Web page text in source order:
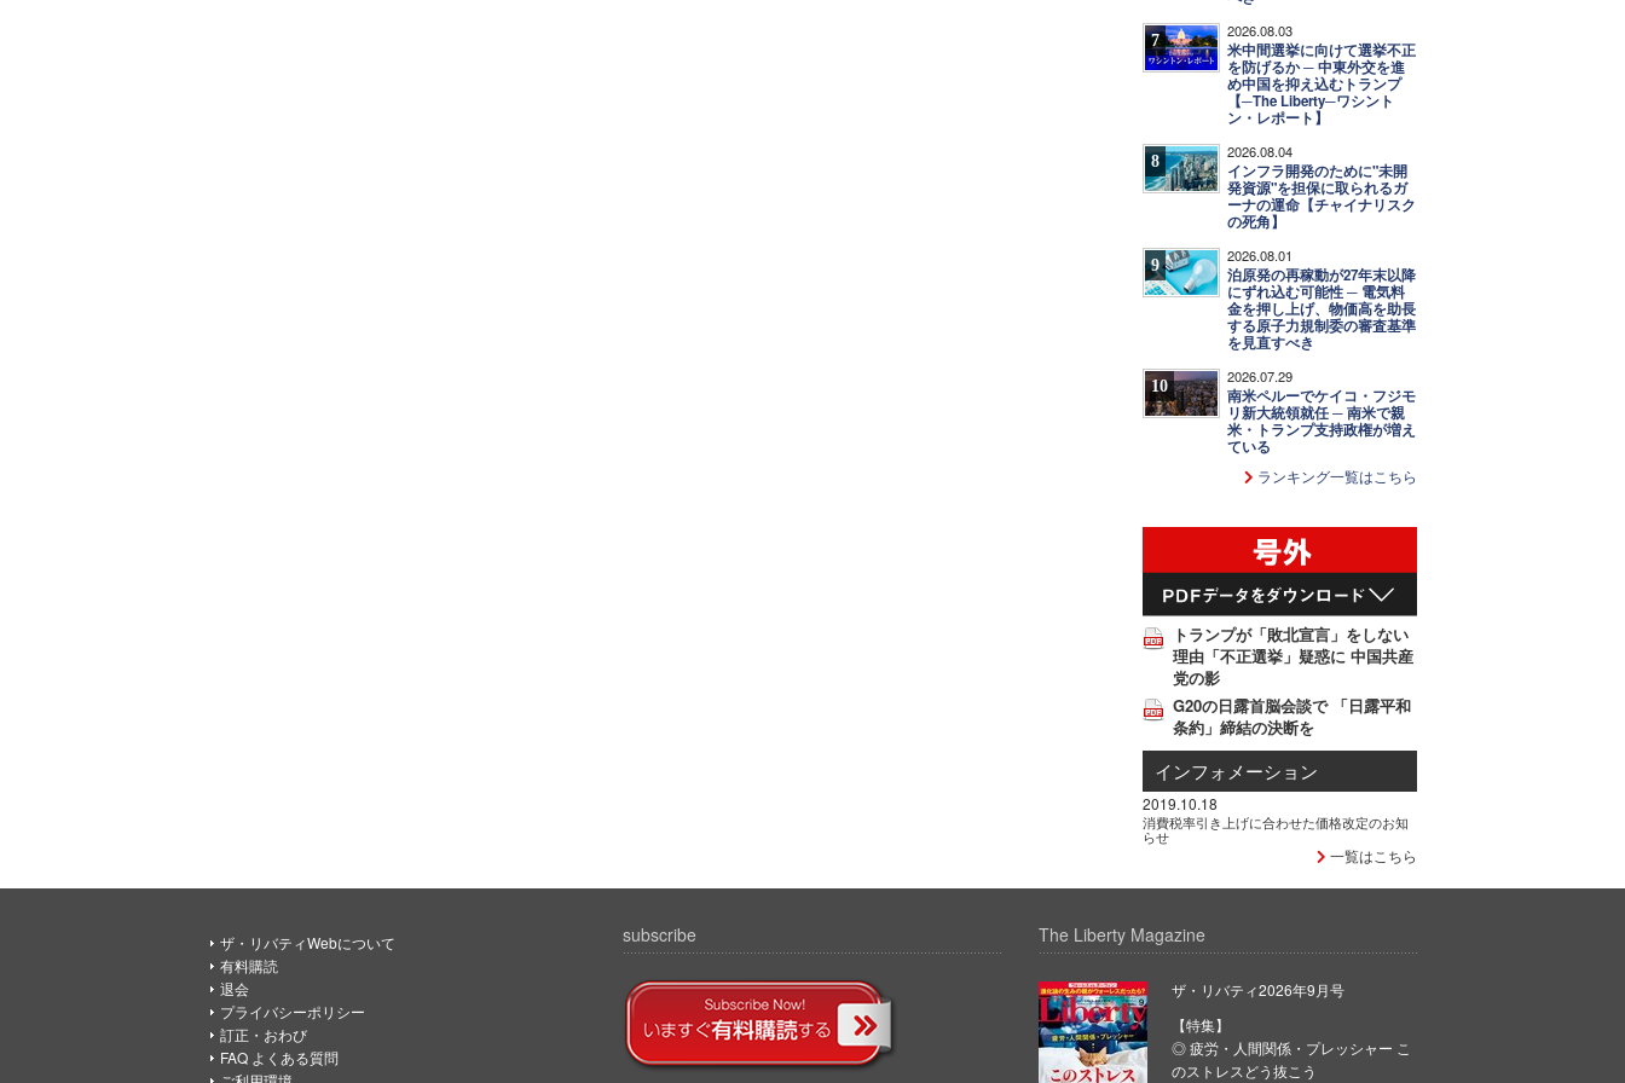
7 2026.08.03
米中間選挙に向けて選挙不正
を防げるか ─ 中東外交を進
め中国を抑え込むトランプ
【─The Liberty─ワシント
ン・レポート】
8 2026.08.04
インフラ開発のために"未開
発資源"を担保に取られるガ
ーナの運命【チャイナリスク
の死角】
9 2026.08.01
泊原発の再稼動が27年末以降
にずれ込む可能性 ─ 電気料
金を押し上げ、物価高を助長
する原子力規制委の審査基準
を見直すべき
10 2026.07.29
南米ペルーでケイコ・フジモ
リ新大統領就任 ─ 南米で親
米・トランプ支持政権が増え
ている
ランキング一覧はこちら
トランプが「敗北宣言」をしない
理由「不正選挙」疑惑に 中国共産
党の影
G20の日露首脳会談で 「日露平和
条約」締結の決断を
インフォメーション
2019.10.18
消費税率引き上げに合わせた価格改定のお知
らせ
一覧はこちら
ザ・リバティWebについて
有料購読
退会
プライバシーポリシー
訂正・おわび
FAQ よくある質問
subscribe The Liberty Magazine
ザ・リバティ2026年9月号
【特集】
◎ 疲労・人間関係・プレッシャー こ
のストレスどう抜こう